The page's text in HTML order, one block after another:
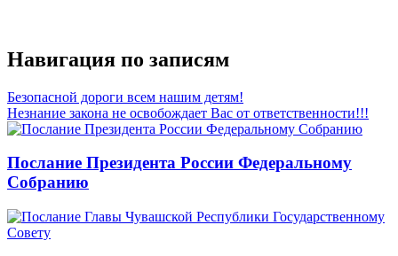
Навигация по записям
Безопасной дороги всем нашим детям!
Незнание закона не освобождает Вас от ответственности!!!
Послание Президента России Федеральному
Собранию